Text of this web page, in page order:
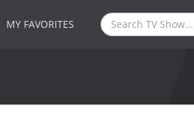
MY FAVORITES